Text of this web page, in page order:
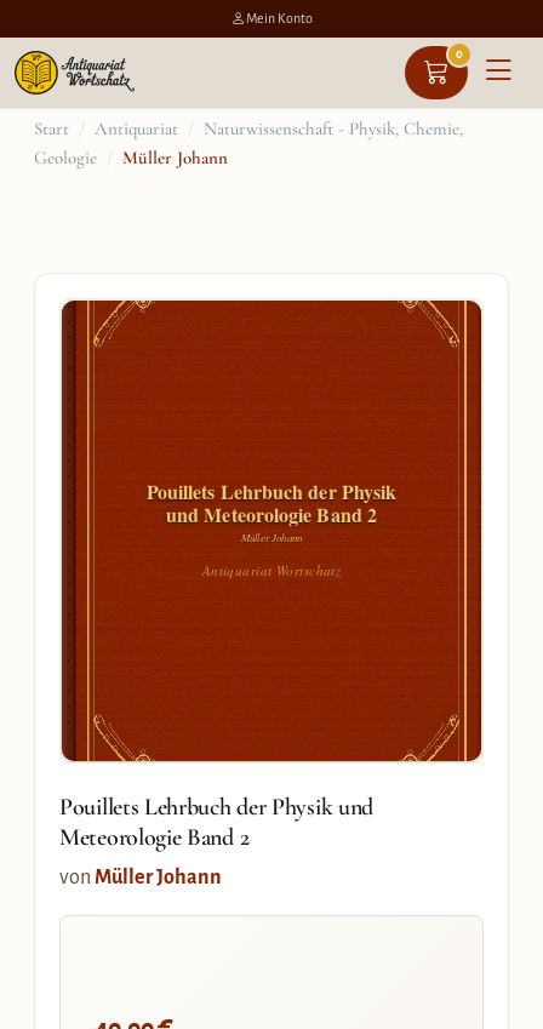
Mein Konto
0
Zum
Inhalt
Start / Antiquariat / Naturwissenschaft - Physik, Chemie,
Geologie / Müller Johann
Pouillets Lehrbuch der Physik
und Meteorologie Band 2
Müller Johann
Antiquariat Wortschatz
Pouillets Lehrbuch der Physik und
Meteorologie Band 2
von Müller Johann